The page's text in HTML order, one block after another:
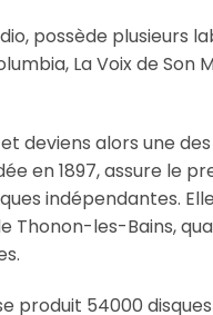
possède plusieurs
La Voix de Son
deviens alors une
en 1897, assure le
indépendantes.
Thonon-les-Bains,
produit 54000